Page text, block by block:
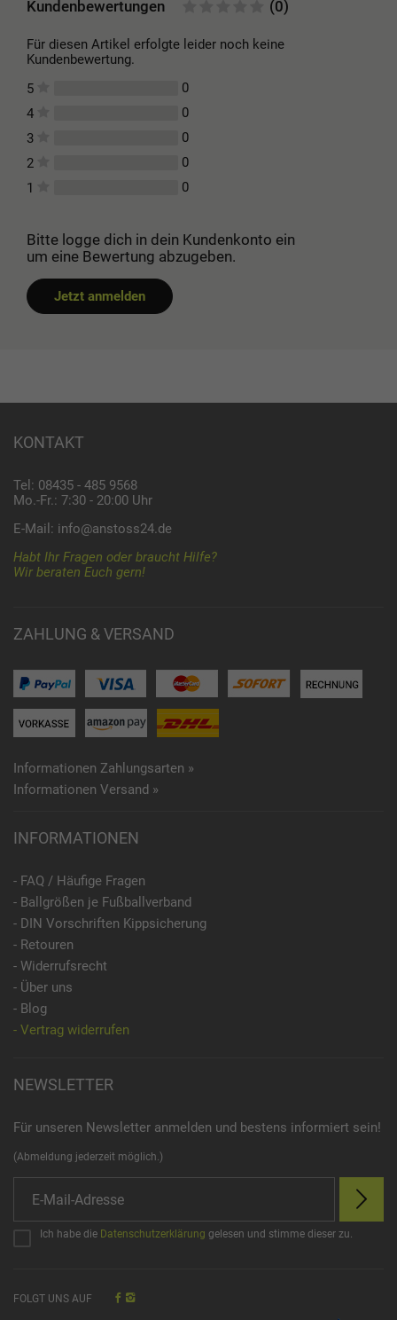
Kundenbewertungen (0)
Für diesen Artikel erfolgte leider noch keine
Kundenbewertung.
5
0
4
0
3
0
2
0
1
0
Bitte logge dich in dein Kundenkonto ein
um eine Bewertung abzugeben.
Jetzt anmelden
KONTAKT
Tel: 08435 - 485 9568
Mo.-Fr.: 7:30 - 20:00 Uhr
E-Mail: info@anstoss24.de
Habt Ihr Fragen oder braucht Hilfe?
Wir beraten Euch gern!
ZAHLUNG & VERSAND
Informationen Zahlungsarten »
Informationen Versand »
INFORMATIONEN
- FAQ / Häufige Fragen
- Ballgrößen je Fußballverband
- DIN Vorschriften Kippsicherung
- Retouren
- Widerrufsrecht
- Über uns
- Blog
- Vertrag widerrufen
NEWSLETTER
Für unseren Newsletter anmelden und bestens informiert sein!
(Abmeldung jederzeit möglich.)
Ich habe die Datenschutzerklärung gelesen und stimme dieser zu.
FOLGT UNS AUF